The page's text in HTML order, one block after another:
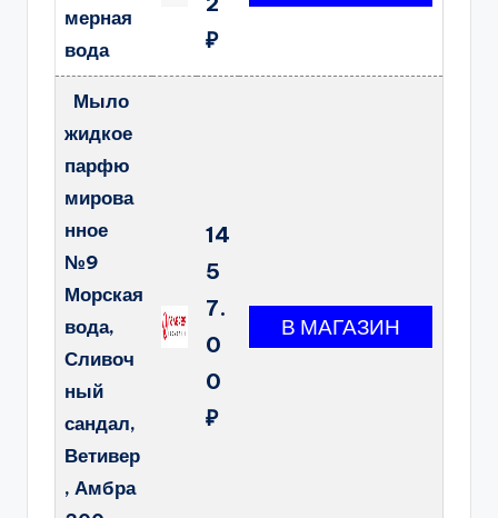
мерная
вода
₽
Мыло
жидкое
парфю
мирова
нное
№9
Морская
вода,
Сливоч
ный
сандал,
Ветивер
, Амбра
14
5
7.
0
0
₽